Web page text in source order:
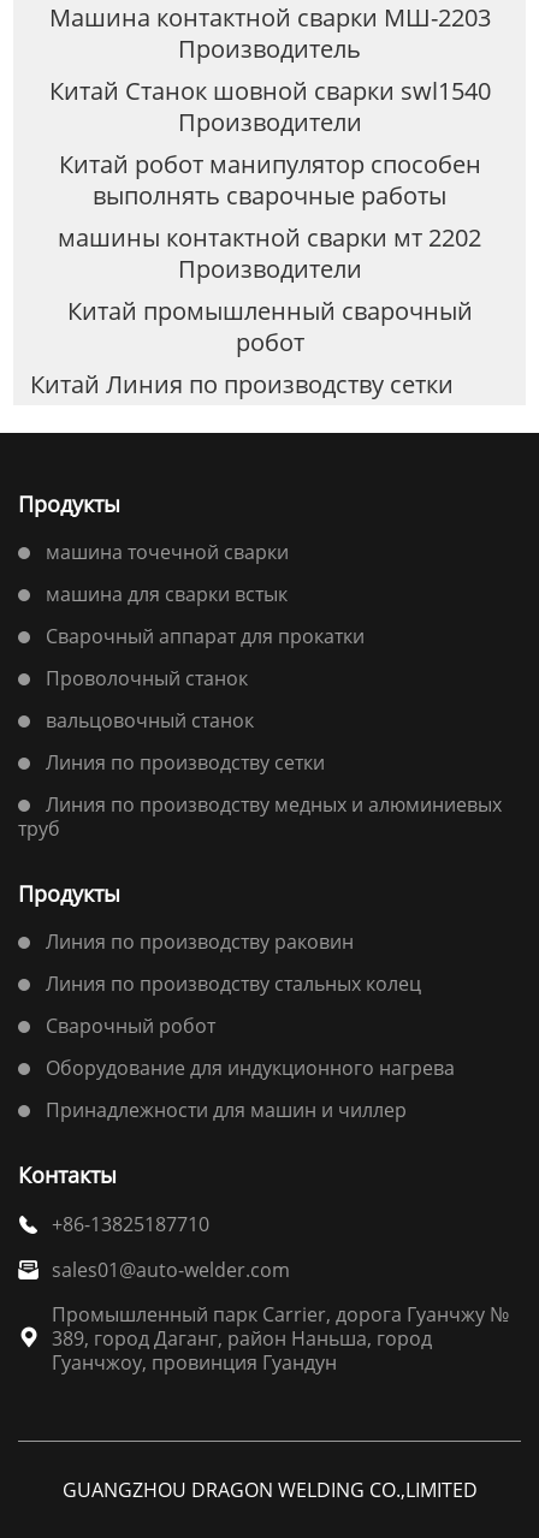
Машина контактной сварки МШ-2203
Производитель
Китай Станок шовной сварки swl1540
Производители
Китай робот манипулятор способен
выполнять сварочные работы
машины контактной сварки мт 2202
Производители
Китай промышленный сварочный
робот
Китай Линия по производству сетки
Продукты
машина точечной сварки
машина для сварки встык
Сварочный аппарат для прокатки
Проволочный станок
вальцовочный станок
Линия по производству сетки
Линия по производству медных и алюминиевых
труб
Продукты
Линия по производству раковин
Линия по производству стальных колец
Сварочный робот
Оборудование для индукционного нагрева
Принадлежности для машин и чиллер
Контакты
 +86-13825187710
 sales01@auto-welder.com

Промышленный парк Carrier, дорога Гуанчжу №
389, город Даганг, район Наньша, город
Гуанчжоу, провинция Гуандун
GUANGZHOU DRAGON WELDING CO.,LIMITED